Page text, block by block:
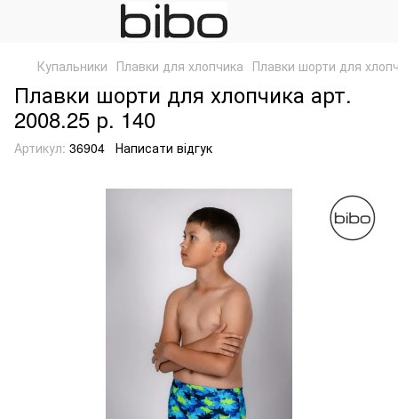
Купальники Плавки для хлопчика Плавки шорти для
Плавки шорти для хлопчика арт.
2008.25 р. 140
Артикул: 36904 Написати відгук